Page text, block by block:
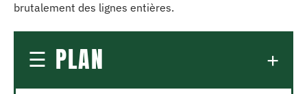
brutalement des lignes entières.
PLAN